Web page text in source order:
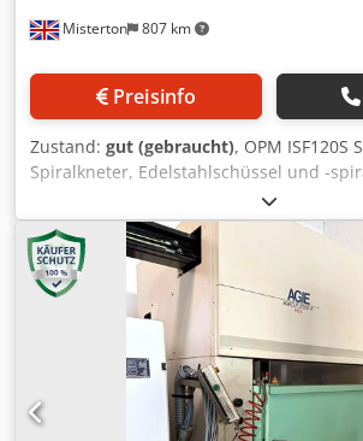
Misterton 807 km
Preisinfo
Zustand: gut (gebraucht), OPM ISF120S
Spiralkneter, Edelstahlschüssel und -
Geschwindigkeit, Vorwärts-/
phasig Dcedpfx Asv Rglcob Rek